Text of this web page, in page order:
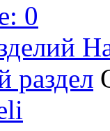
0
раздел